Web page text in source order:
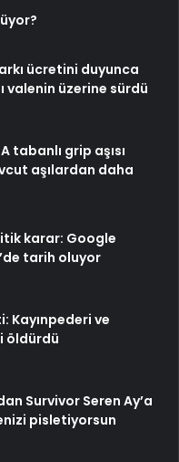
ücretini duyunca
valenin üzerine sürdü
tabanlı grip aşısı
aşılardan daha
karar: Google
tarih oluyor
Kayınpederi ve
öldürdü
Survivor Seren Ay’a
pisletiyorsun